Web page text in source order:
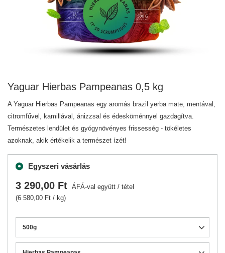
Yaguar Hierbas Pampeanas 0,5 kg
A Yaguar Hierbas Pampeanas egy aromás brazil yerba mate, mentával,
citromfűvel, kamillával, ánizzsal és édesköménnyel gazdagítva.
Természetes lendület és gyógynövényes frissesség - tökéletes
azoknak, akik értékelik a természet ízét!
Egyszeri vásárlás
500g
3 290,00 Ft ÁFÁ-val együtt / tétel
(6 580,00 Ft / kg)